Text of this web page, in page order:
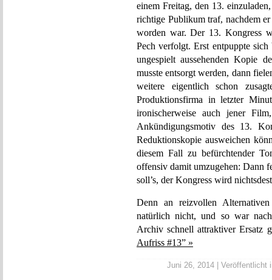
einem Freitag, den 13.
richtige Publikum traf, nachdem
worden war. Der 13. Kongress
Pech verfolgt. Erst entpuppte
ungespielt aussehenden Kopie
musste entsorgt werden, dann
weitere eigentlich schon
Produktionsfirma in letzter
ironischerweise auch jener
Ankündigungsmotiv des 13.
Reduktionskopie ausweichen
diesem Fall zu befürchtender
offensiv damit umzugehen: Dann
soll’s, der Kongress wird
Denn an reizvollen
natürlich nicht, und so war
Archiv schnell attraktiver Ersatz
Aufriss #13” »
Juni 26, 2014 | Veröffentlicht